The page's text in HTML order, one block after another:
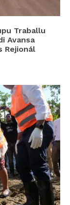
Traballu
Avansa
Rejionál